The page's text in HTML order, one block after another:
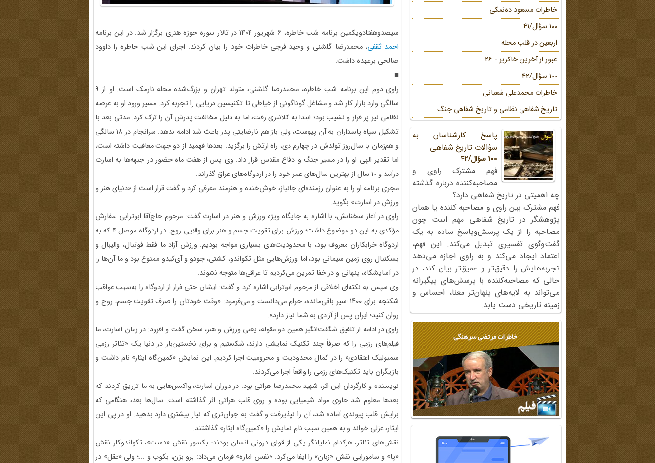
سیصدوهفتادویکمین برنامه شب خاطره، 6 شهریور 1404 در تالار سوره حوزه هنری برگزار شد. در این برنامه
احمد ثقفی، محمدرضا گلشنی و وحید فرجی خاطرات خود را بیان کردند. اجرای این شب خاطره را داوود
صالحی برعهده داشت.
■
راوی دوم این برنامه شب خاطره، محمدرضا گلشنی، متولد تهران و بزرگ‌شده محله نارمک است. او از 9
‌سالگی وارد بازار کار شد و مشاغل گوناگونی از خیاطی تا تکنیسین دریایی را تجربه کرد. مسیر ورود او به عرصه
نظامی نیز پر فراز و نشیب بود؛ ابتدا به کلانتری رفت، اما به ‌دلیل مخالفت پدرش آن را ترک کرد. مدتی بعد با
تشکیل سپاه پاسداران به آن پیوست، ولی باز هم نارضایتی پدر باعث شد ادامه ندهد. سرانجام در ۱۸ سالگی
و هم‌زمان با سال‌روز تولدش در چهارم دی، راه ارتش را برگزید. بعدها فهمید از دو جهت معافیت داشته است،
اما تقدیر الهی او را در مسیر جنگ و دفاع مقدس قرار داد. وی پس از هفت ماه حضور در جبهه‌ها به اسارت
درآمد و 10 سال از بهترین سال‌های عمر خود را در اردوگاه‌های عراق گذراند.
مجری برنامه او را به‌ عنوان رزمنده‌ای جانباز، خوش‌خنده و هنرمند معرفی کرد و گفت قرار است از «دنیای هنر و
ورزش در اسارت» بگوید.
راوی در آغاز سخنانش، با اشاره به جایگاه ویژه ورزش و هنر در اسارت گفت: مرحوم حاج‌آقا ابوترابی سفارش
مؤکدی به این دو موضوع داشت؛ ورزش برای تقویت جسم و هنر برای والایی روح. در اردوگاه موصل ۴ که به
اردوگاه خرابکاران معروف بود، با محدودیت‌های بسیاری مواجه بودیم. ورزش آزاد ما فقط فوتبال، والیبال و
بسکتبال روی زمین سیمانی بود، اما ورزش‌هایی مثل تکواندو، کشتی، جودو و آی‌کیدو ممنوع بود و ما آن‌ها را
در آسایشگاه، پنهانی و در خفا تمرین می‌کردیم تا عراقی‌ها متوجه نشوند.
وی سپس به نکته‌ای اخلاقی از مرحوم ابوترابی اشاره کرد و گفت: ایشان حتی فرار از اردوگاه را به‌سبب عواقب
شکنجه برای ۱۴۰۰ اسیر باقی‌مانده، حرام می‌دانست و می‌فرمود: «وقت خودتان را صرف تقویت جسم، روح و
روان کنید؛ ایران پس از آزادی به شما نیاز دارد».
راوی در ادامه از تلفیق شگفت‌انگیز همین دو مقوله، یعنی ورزش و هنر، سخن گفت و افزود: در زمان اسارت، ما
فیلم‌های رزمی را که صرفاً چند تکنیک نمایشی دارند، شکستیم و برای نخستین‌بار در دنیا یک «تئاتر رزمی
سمبولیک اعتقادی» را در کمال محدودیت و محرومیت اجرا کردیم. این نمایش «کمین‌گاه ایثار» نام داشت و
بازیگران باید تکنیک‌های رزمی را واقعاً اجرا می‌کردند.
نویسنده و کارگردان این اثر، شهید محمدرضا هراتی بود. در دوران اسارت، واکسن‌هایی به ما تزریق کردند که
بعدها معلوم شد حاوی مواد شیمیایی بوده و روی قلب هراتی اثر گذاشته است. سال‌ها بعد، هنگامی که
برایش قلب پیوندی آماده شد، آن را نپذیرفت و گفت به جوان‌تری که نیاز بیشتری دارد بدهید. او در پی این
ایثار، غزلی خواند و به همین سبب نام نمایش را «کمین‌گاه ایثار» گذاشتند.
نقش‌های تئاتر، هرکدام نمایانگر یکی از قوای درونی انسان بودند؛ بکسور نقش «دست»، تکواندوکار نقش
«پا» و سامورایی نقش «زبان» را ایفا می‌کرد. «نفس اماره» فرمان می‌داد: برو بزن، بکوب و ...؛ ولی «عقل» در
خاطرات مسعود ده‌نمکی
100 سؤال/41
اربعین در قلب محله
عبور از آخرین خاکریز - 26
100 سؤال/42
خاطرات محمد‌علی شعبانی
تاریخ شفاهی نظامی و تاریخ شفاهی جنگ
پاسخ کارشناسان به
سؤالات تاریخ شفاهی
100 سؤال/42
فهم مشترک راوی و
مصاحبه‌کننده درباره گذشته
چه اهمیتی در تاریخ شفاهی دارد؟
فهم مشترک بین راوی و مصاحبه کننده یا همان
پژوهشگر در تاریخ شفاهی مهم است چون
مصاحبه را از یک پرسش‌وپاسخ ساده به یک
گفت‌وگوی تفسیری تبدیل می‌کند. این فهم،
اعتماد ایجاد می‌کند و به راوی اجازه می‌دهد
تجربه‌هایش را دقیق‌تر و عمیق‌تر بیان کند، در
حالی که مصاحبه‌کننده با پرسش‌های پیگیرانه
می‌تواند به لایه‌های پنهان‌تر معنا، احساس و
زمینه تاریخی دست یابد.